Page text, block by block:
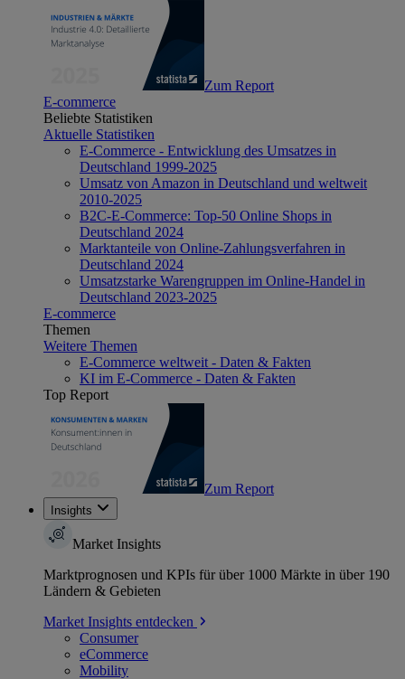
Zum Report
E-commerce
Beliebte Statistiken
Aktuelle Statistiken
E-Commerce - Entwicklung des Umsatzes in
Deutschland 1999-2025
Umsatz von Amazon in Deutschland und weltweit
2010-2025
B2C-E-Commerce: Top-50 Online Shops in
Deutschland 2024
Marktanteile von Online-Zahlungsverfahren in
Deutschland 2024
Umsatzstarke Warengruppen im Online-Handel in
Deutschland 2023-2025
E-commerce
Themen
Weitere Themen
E-Commerce weltweit - Daten & Fakten
KI im E-Commerce - Daten & Fakten
Top Report
Zum Report
Insights
Market Insights
Marktprognosen und KPIs für über 1000 Märkte in über 190
Ländern & Gebieten
Market Insights entdecken
Consumer
eCommerce
Mobility